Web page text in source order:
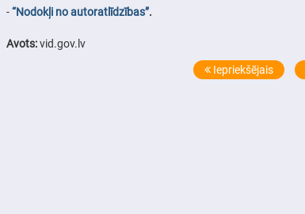
-“Nodokļi no autoratlīdzības”.
Avots:vid.gov.lv
Iepriekšējais